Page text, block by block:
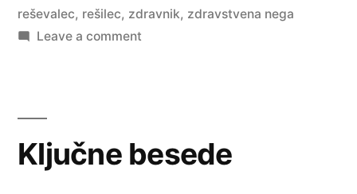
reševalec, rešilec, zdravnik, zdravstvena nega
Leave a commenton
Ključne besede